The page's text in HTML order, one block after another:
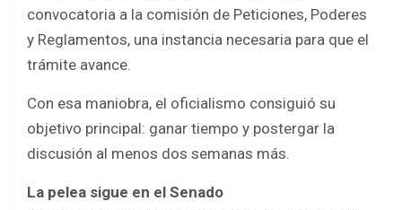
convocatoria a la comisión de Peticiones, Poderes
y Reglamentos, una instancia necesaria para que el
trámite avance.
Con esa maniobra, el oficialismo consiguió su
objetivo principal: ganar tiempo y postergar la
discusión al menos dos semanas más.
La pelea sigue en el Senado